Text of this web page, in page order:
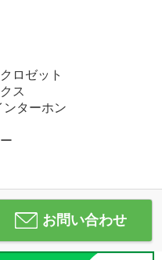
ロゼット
ス
ターホン
お問い合わせ